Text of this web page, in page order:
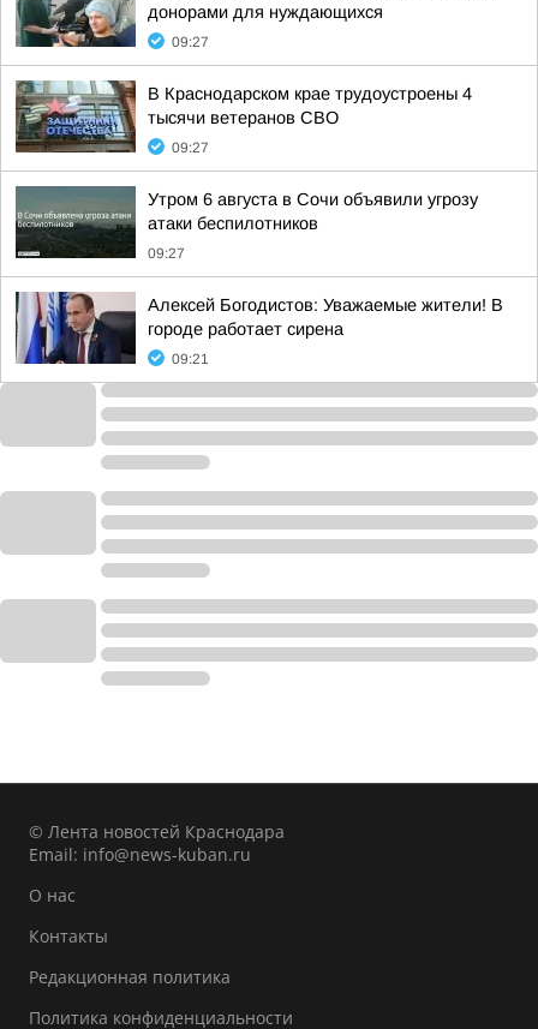
донорами для нуждающихся
09:27
В Краснодарском крае трудоустроены 4
тысячи ветеранов СВО
09:27
Утром 6 августа в Сочи объявили угрозу
атаки беспилотников
09:27
Алексей Богодистов: Уважаемые жители! В
городе работает сирена
09:21
© Лента новостей Краснодара
Email: info@news-kuban.ru
О нас
Контакты
Редакционная политика
Политика конфиденциальности